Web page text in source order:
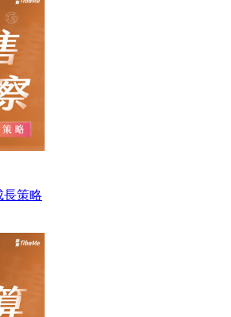
長策略